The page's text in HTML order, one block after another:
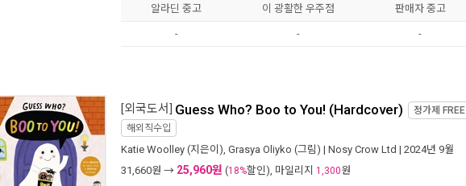
알라딘 중고 이 광활한 우주점 판매자 중고
- - -
[외국도서] Guess Who? Boo to You! (Hardcover) 정가제 FREE
해외직수입
Katie Woolley (지은이), Grasya Oliyko (그림) | Nosy Crow Ltd | 2024년 9월
31,660원 → 25,960원 (18%할인), 마일리지 1,300원